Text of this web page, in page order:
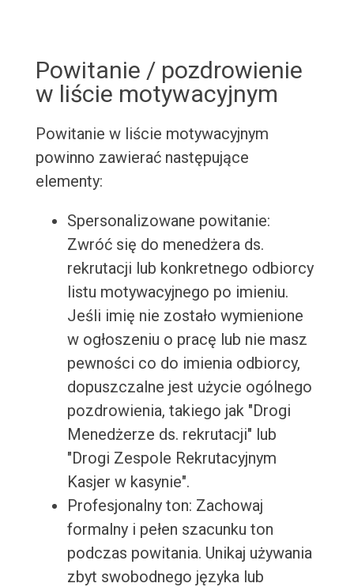
Powitanie / pozdrowienie
w liście motywacyjnym
Powitanie w liście motywacyjnym
powinno zawierać następujące
elementy:
Spersonalizowane powitanie:
Zwróć się do menedżera ds.
rekrutacji lub konkretnego odbiorcy
listu motywacyjnego po imieniu.
Jeśli imię nie zostało wymienione
w ogłoszeniu o pracę lub nie masz
pewności co do imienia odbiorcy,
dopuszczalne jest użycie ogólnego
pozdrowienia, takiego jak "Drogi
Menedżerze ds. rekrutacji" lub
"Drogi Zespole Rekrutacyjnym
Kasjer w kasynie".
Profesjonalny ton: Zachowaj
formalny i pełen szacunku ton
podczas powitania. Unikaj używania
zbyt swobodnego języka lub